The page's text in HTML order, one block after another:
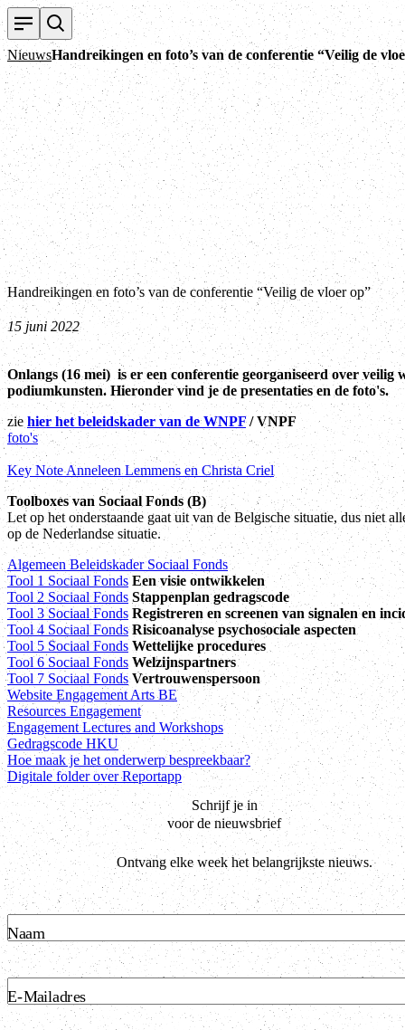
NieuwsHandreikingen en foto’s van de conferentie “Veilig de
Handreikingen en foto’s van de conferentie “Veilig de vloer op”
15 juni 2022
Onlangs (16 mei) is er een conferentie georganiseerd over veilig
podiumkunsten. Hieronder vind je de presentaties en de foto's.
zie hier het beleidskader van de WNPF/ VNPF
foto's
Key Note Anneleen Lemmens en Christa Criel
Toolboxes van Sociaal Fonds (B)
Let op het onderstaande gaat uit van de Belgische situatie, dus niet
op de Nederlandse situatie.
Algemeen Beleidskader Sociaal Fonds
Tool 1 Sociaal Fonds Een visie ontwikkelen
Tool 2 Sociaal Fonds Stappenplan gedragscode
Tool 3 Sociaal Fonds Registreren en screenen van signalen en
Tool 4 Sociaal Fonds Risicoanalyse psychosociale aspecten
Tool 5 Sociaal Fonds Wettelijke procedures
Tool 6 Sociaal Fonds Welzijnspartners
Tool 7 Sociaal Fonds Vertrouwenspersoon
Website Engagement Arts BE
Resources Engagement
Engagement Lectures and Workshops
Gedragscode HKU
Hoe maak je het onderwerp bespreekbaar?
Digitale folder over Reportapp
Schrijf je in
voor de nieuwsbrief
Ontvang elke week het belangrijkste nieuws.
Naam
E-Mailadres